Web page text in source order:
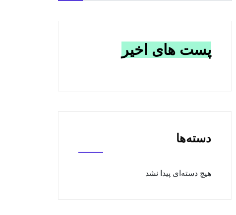
پست های اخیر
دسته‌ها
هیچ دسته‌ای پیدا نشد